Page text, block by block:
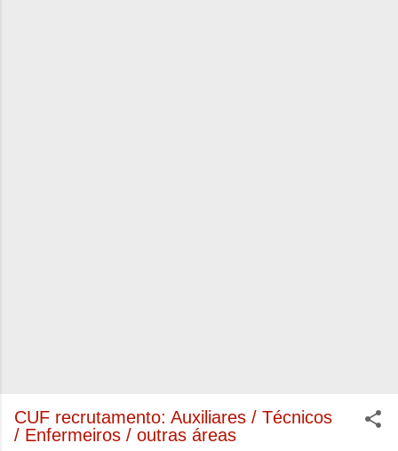
CUF recrutamento: Auxiliares / Técnicos
/ Enfermeiros / outras áreas